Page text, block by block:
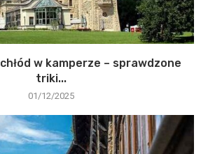
w kamperze – sprawdzone
triki...
01/12/2025